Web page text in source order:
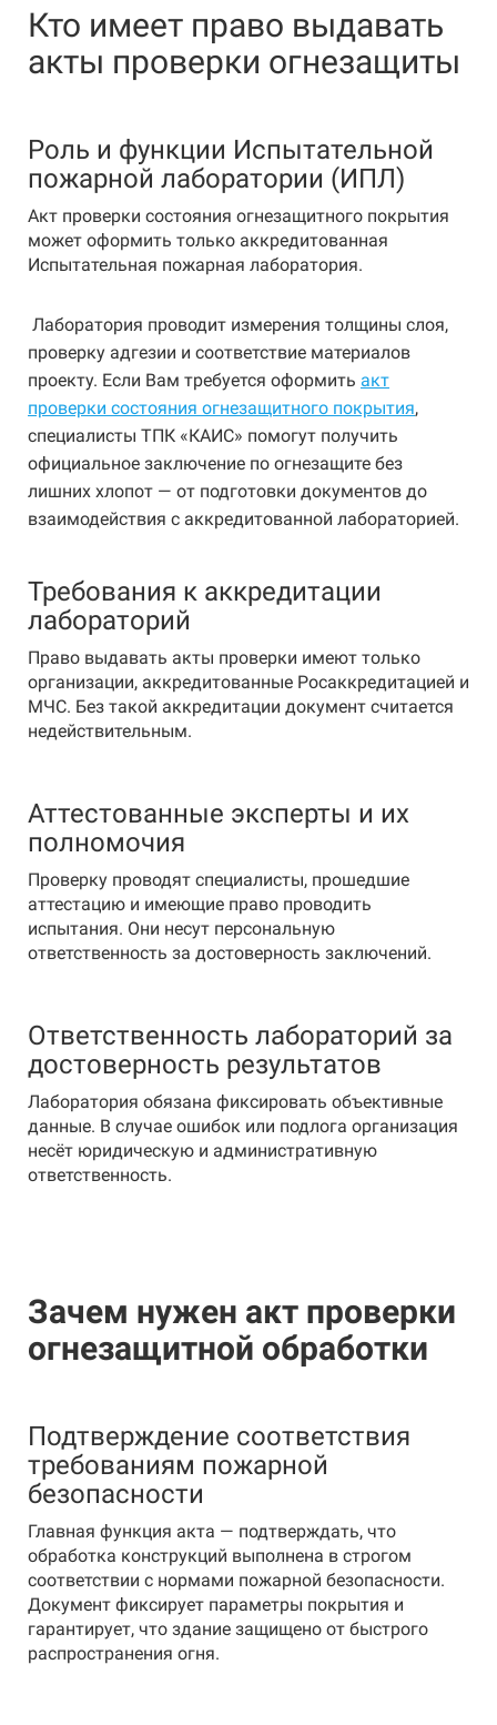
Кто имеет право выдавать
акты проверки огнезащиты
Роль и функции Испытательной
пожарной лаборатории (ИПЛ)
Акт проверки состояния огнезащитного покрытия
может оформить только аккредитованная
Испытательная пожарная лаборатория.
Лаборатория проводит измерения толщины слоя,
проверку адгезии и соответствие материалов
проекту. Если Вам требуется оформить акт
проверки состояния огнезащитного покрытия,
специалисты ТПК «КАИС» помогут получить
официальное заключение по огнезащите без
лишних хлопот — от подготовки документов до
взаимодействия с аккредитованной лабораторией.
Требования к аккредитации
лабораторий
Право выдавать акты проверки имеют только
организации, аккредитованные Росаккредитацией и
МЧС. Без такой аккредитации документ считается
недействительным.
Аттестованные эксперты и их
полномочия
Проверку проводят специалисты, прошедшие
аттестацию и имеющие право проводить
испытания. Они несут персональную
ответственность за достоверность заключений.
Ответственность лабораторий за
достоверность результатов
Лаборатория обязана фиксировать объективные
данные. В случае ошибок или подлога организация
несёт юридическую и административную
ответственность.
Зачем нужен акт проверки
огнезащитной обработки
Подтверждение соответствия
требованиям пожарной
безопасности
Главная функция акта — подтверждать, что
обработка конструкций выполнена в строгом
соответствии с нормами пожарной безопасности.
Документ фиксирует параметры покрытия и
гарантирует, что здание защищено от быстрого
распространения огня.